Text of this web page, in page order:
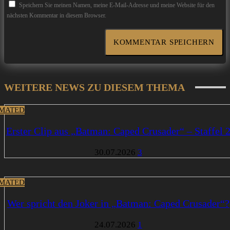
Speichern Sie meinen Namen, meine E-Mail-Adresse und meine Website für den
nächsten Kommentar in diesem Browser.
WEITERE NEWS ZU DIESEM THEMA
Erster Clip aus „Batman: Caped Crusader“ – Staffel 2
30.07.2026 3
Wer spricht den Joker in „Batman: Caped Crusader“?
24.07.2026 1